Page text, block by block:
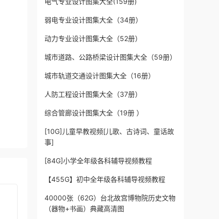
弱电专业设计图集大全（34册）
动力专业设计图集大全（52册）
城市道路、公路桥梁设计图集大全（59册）
城市轨道交通设计图集大全（16册）
人防工程设计图集大全（37册）
综合管廊设计图集大全（19册 ）
[10G]儿童早教视频[儿歌、古诗词、童话故
事]
[84G]小学全年级各科辅导视频教程
【455G】初中全年级各科辅导视频教程
40000张（62G）台北故宫博物院历史文物
（器物+书画）典藏高清图